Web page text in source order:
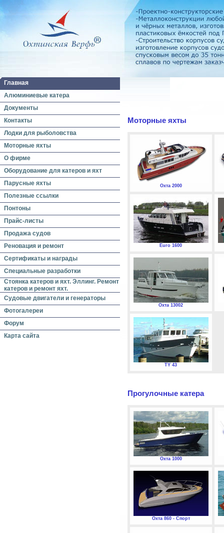
Главная
Алюминиевые катера
Документы
Контакты
Лодки для рыболовства
Моторные яхты
О фирме
Оборудование для катеров и яхт
Парусные яхты
Полезные ссылки
Понтоны
Прайс-листы
Продажа судов
Реновация и ремонт
Сертификаты и награды
Специальные разработки
Стоянка катеров и яхт. Эллинг. Ремонт
катеров и ремонт яхт.
Судовые двигатели и генераторы
Фотогалереи
Форум
Карта сайта
Моторные яхты
Охта 2000
Euro 1600
Охта 13002
TY 43
Прогулочные катера
Охта 1000
Охта 860 - Спорт